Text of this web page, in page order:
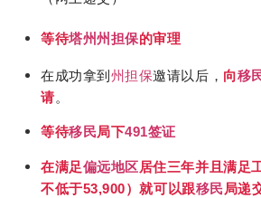
等待塔州州担保的审理
在成功拿到州担保邀请以后， 向移
请。
等待移民局下491签证
在满足偏远地区居住三年并且满足
不低于53,900）就可以跟移民局递